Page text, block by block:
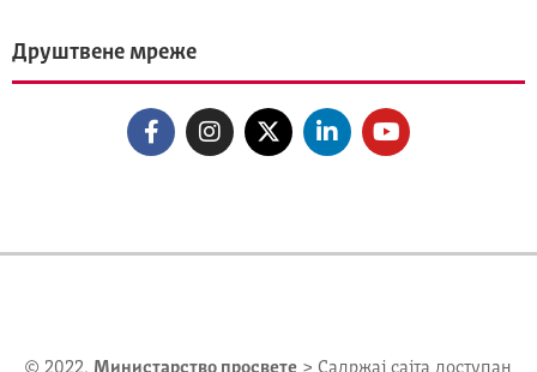
Друштвене мреже